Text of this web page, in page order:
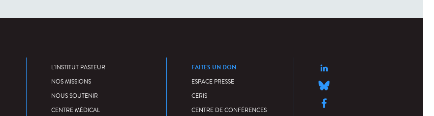
L'INSTITUT PASTEUR
NOS MISSIONS
NOUS SOUTENIR
CENTRE MÉDICAL
FAITES UN DON
ESPACE PRESSE
CERIS
CENTRE DE CONFÉRENCES